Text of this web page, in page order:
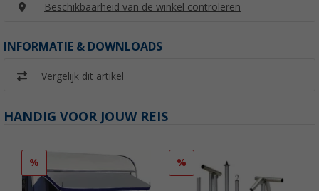
Beschikbaarheid van de winkel controleren
INFORMATIE & DOWNLOADS
Vergelijk dit artikel
HANDIG VOOR JOUW REIS
% %